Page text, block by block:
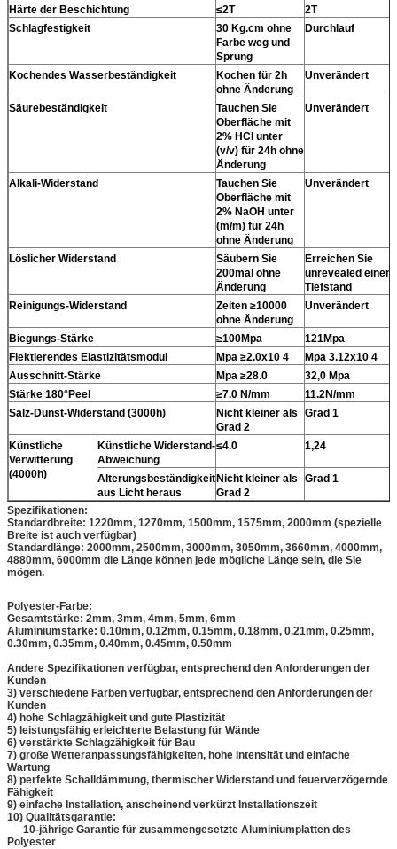
Härte der Beschichtung
≤2T 2T
Schlagfestigkeit
30 Kg.cm ohne
Farbe weg und
Sprung
Durchlauf
Kochendes Wasserbeständigkeit
Kochen für 2h
ohne Änderung
Unverändert
Säurebeständigkeit
Tauchen Sie
Oberfläche mit
2% HCI unter
(v/v) für 24h ohne
Änderung
Unverändert
Alkali-Widerstand
Tauchen Sie
Oberfläche mit
2% NaOH unter
(m/m) für 24h
ohne Änderung
Unverändert
Löslicher Widerstand
Säubern Sie
200mal ohne
Änderung
Erreichen Sie
unrevealed einen
Tiefstand
Reinigungs-Widerstand
Zeiten ≥10000
ohne Änderung
Unverändert
Biegungs-Stärke ≥100Mpa 121Mpa
Flektierendes Elastizitätsmodul
Mpa ≥2.0x10 4 Mpa 3.12x10 4
Ausschnitt-Stärke
Mpa ≥28.0 32,0 Mpa
Stärke 180°Peel
≥7.0 N/mm 11.2N/mm
Salz-Dunst-Widerstand (3000h)
Nicht kleiner als
Grad 2
Grad 1
Künstliche
Verwitterung
(4000h)
Künstliche Widerstand-
Abweichung
≤4.0 1,24
Alterungsbeständigkeit
aus Licht heraus
Nicht kleiner als
Grad 2
Grad 1
Spezifikationen:
Standardbreite: 1220mm, 1270mm, 1500mm, 1575mm, 2000mm (spezielle
Breite ist auch verfügbar)
Standardlänge: 2000mm, 2500mm, 3000mm, 3050mm, 3660mm, 4000mm,
4880mm, 6000mm die Länge können jede mögliche Länge sein, die Sie
mögen.
Polyester-Farbe:
Gesamtstärke: 2mm, 3mm, 4mm, 5mm, 6mm
Aluminiumstärke: 0.10mm, 0.12mm, 0.15mm, 0.18mm, 0.21mm, 0.25mm,
0.30mm, 0.35mm, 0.40mm, 0.45mm, 0.50mm
Andere Spezifikationen verfügbar, entsprechend den Anforderungen der
Kunden
3) verschiedene Farben verfügbar, entsprechend den Anforderungen der
Kunden
4) hohe Schlagzähigkeit und gute Plastizität
5) leistungsfähig erleichterte Belastung für Wände
6) verstärkte Schlagzähigkeit für Bau
7) große Wetteranpassungsfähigkeiten, hohe Intensität und einfache
Wartung
8) perfekte Schalldämmung, thermischer Widerstand und feuerverzögernde
Fähigkeit
9) einfache Installation, anscheinend verkürzt Installationszeit
10) Qualitätsgarantie:
10-jährige Garantie für zusammengesetzte Aluminiumplatten des
Polyester